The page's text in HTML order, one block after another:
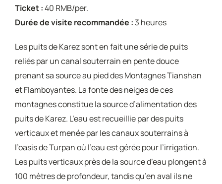
Ticket :40 RMB/per.
Durée de visite recommandée : 3 heures
Les puits de Karez sont en fait une série de puits
reliés par un canal souterrain en pente douce
prenant sa source au pied des Montagnes Tianshan
et Flamboyantes. La fonte des neiges de ces
montagnes constitue la source d’alimentation des
puits de Karez. L’eau est recueillie par des puits
verticaux et menée par les canaux souterrains à
l’oasis de Turpan où l’eau est gérée pour l’irrigation.
Les puits verticaux près de la source d’eau plongent à
100 mètres de profondeur, tandis qu’en aval ils ne